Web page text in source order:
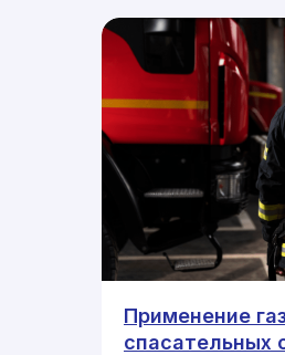
Применение
спасательных